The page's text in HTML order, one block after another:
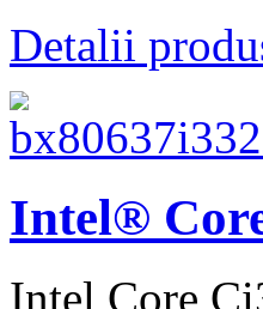
Detalii
Intel®
Intel Core